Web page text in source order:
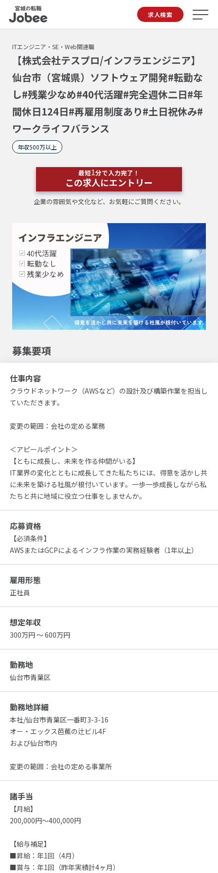
求人検索
ITエンジニア・SE・Web関連職
【株式会社テスプロ/インフラエンジニア】
仙台市（宮城県）ソフトウェア開発#転勤な
し#残業少なめ#40代活躍#完全週休二日#年
間休日124日#再雇用制度あり#土日祝休み#
ワークライフバランス
年収500万以上
最短1分で入力完了！
この求人にエントリー
企業の雰囲気や文化など、お気軽にご質問ください。
募集要項
仕事内容
クラウドネットワーク（AWSなど）の設計及び構築作業を担当し
ていただきます。
変更の範囲：会社の定める業務
＜アピールポイント＞
【ともに成長し、未来を作る仲間がいる】
IT業界の変化とともに成長してきた私たちには、得意を活かし共
に未来を築ける社風が根付いています。一歩一歩成長しながら私
たちと共に地域に役立つ仕事をしませんか。
応募資格
【必須条件】
AWSまたはGCPによるインフラ作業の実務経験者（1年以上）
雇用形態
正社員
想定年収
300万円 ～ 600万円
勤務地
仙台市青葉区
勤務地詳細
本社/仙台市青葉区一番町3-3-16
オー・エックス芭蕉の辻ビル4F
および仙台市内
変更の範囲：会社の定める事業所
諸手当
【月給】
200,000円～400,000円
【給与補足】
■昇給：年1回（4月）
■賞与：年1回（昨年実績計4ヶ月）